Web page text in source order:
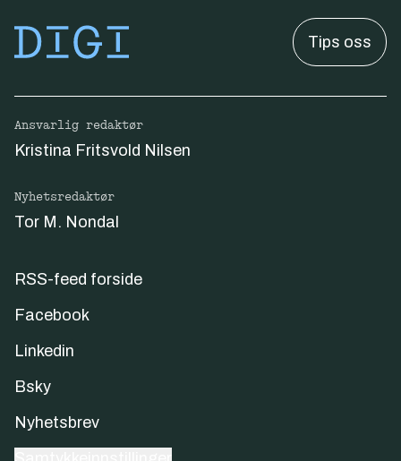
Tips oss
Ansvarlig redaktør
Kristina Fritsvold Nilsen
Nyhetsredaktør
Tor M. Nondal
RSS-feed forside
Facebook
Linkedin
Bsky
Nyhetsbrev